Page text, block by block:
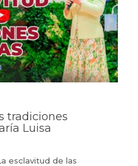
tradiciones
Luisa
esclavitud de las